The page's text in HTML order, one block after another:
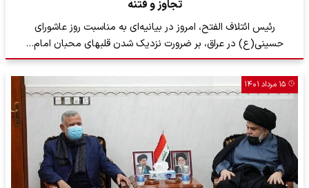
تجاوز و فتنه
رئیس ائتلاف الفتح، امروز در بیانیه‌ای به مناسبت روز عاشورای
حسینی(ع) در عراق، بر ضرورت نزدیک شدن قلبهای محبان امام…
۱۵ مرداد ۱۴۰۱